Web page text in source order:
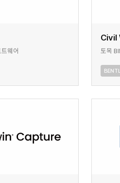
웨어
Civil
토목